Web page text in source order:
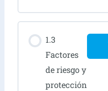
1.3
Factores
de riesgo y
protección